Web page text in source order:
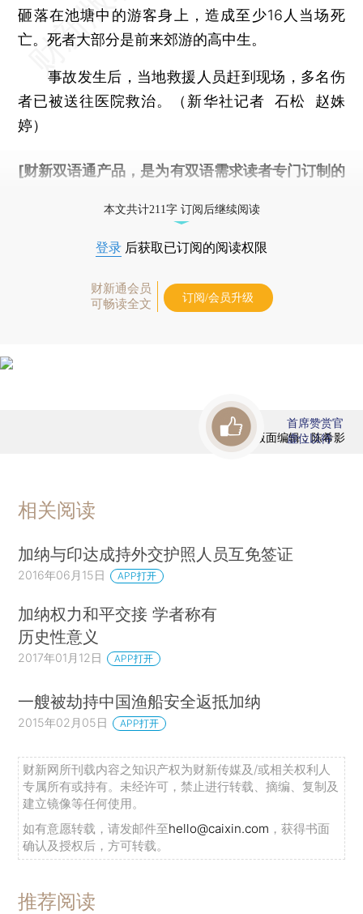
砸落在池塘中的游客身上，造成至少16人当场死
亡。死者大部分是前来郊游的高中生。
事故发生后，当地救援人员赶到现场，多名伤
者已被送往医院救治。（新华社记者 石松 赵姝
婷）
[财新双语通产品，是为有双语需求读者专门订制的
本文共计211字 订阅后继续阅读
登录 后获取已订阅的阅读权限
财新通会员
可畅读全文
订阅/会员升级
版面编辑：陈希影
首席赞赏官
虚位以待
相关阅读
加纳与印达成持外交护照人员互免签证
2016年06月15日 APP打开
加纳权力和平交接 学者称有
历史性意义
2017年01月12日 APP打开
一艘被劫持中国渔船安全返抵加纳
2015年02月05日 APP打开
财新网所刊载内容之知识产权为财新传媒及/或相关权利人
专属所有或持有。未经许可，禁止进行转载、摘编、复制及
建立镜像等任何使用。
如有意愿转载，请发邮件至hello@caixin.com ，获得书面
确认及授权后，方可转载。
推荐阅读